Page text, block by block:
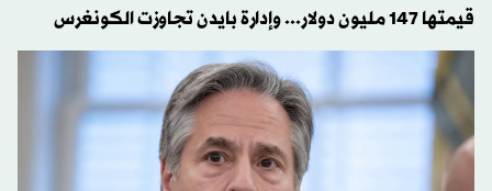
قيمتها 147 مليون دولار... وإدارة بايدن تجاوزت الكونغرس